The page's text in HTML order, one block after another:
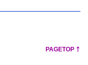
PAGETOP